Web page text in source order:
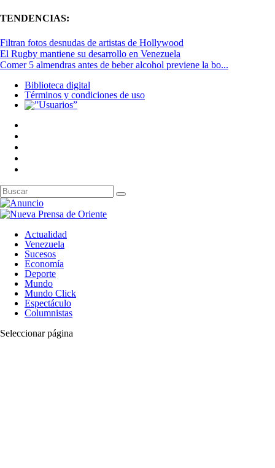
TENDENCIAS:
Filtran fotos desnudas de artistas de Hollywood
El Rugby mantiene su desarrollo en Venezuela
Comer 5 almendras antes de beber alcohol previene la bo...
Biblioteca digital
Términos y condiciones de uso
Actualidad
Venezuela
Sucesos
Economía
Deporte
Mundo
Mundo Click
Espectáculo
Columnistas
Seleccionar página